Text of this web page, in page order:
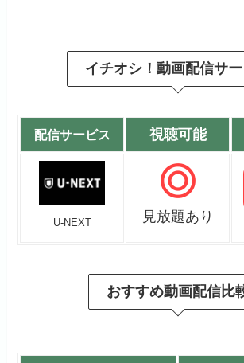
イチオシ！動画配信サ
配信サービス 視聴可能
U-NEXT 見放題あり
おすすめ動画配信比